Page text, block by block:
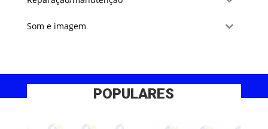
Som e imagem
POPULARES